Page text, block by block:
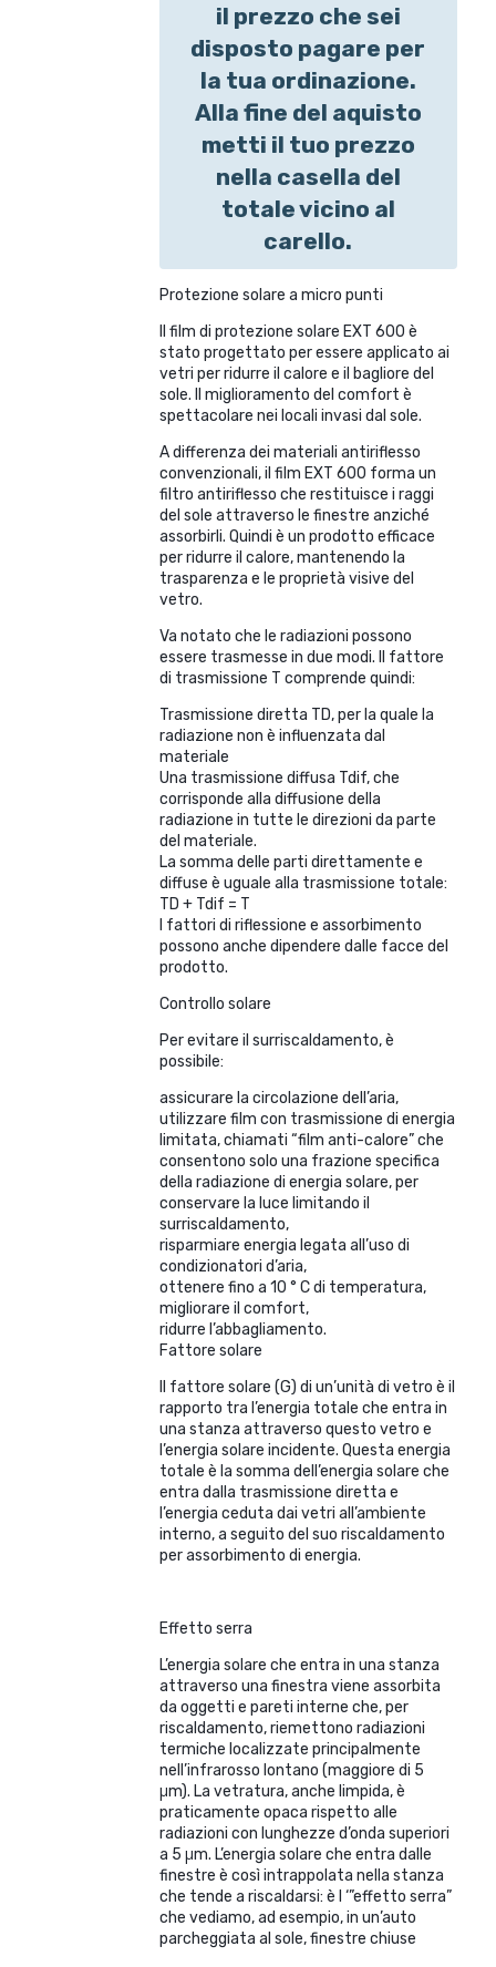
il prezzo che sei
disposto pagare per
la tua ordinazione.
Alla fine del aquisto
metti il tuo prezzo
nella casella del
totale vicino al
carello.
Protezione solare a micro punti
Il film di protezione solare EXT 600 è
stato progettato per essere applicato ai
vetri per ridurre il calore e il bagliore del
sole. Il miglioramento del comfort è
spettacolare nei locali invasi dal sole.
A differenza dei materiali antiriflesso
convenzionali, il film EXT 600 forma un
filtro antiriflesso che restituisce i raggi
del sole attraverso le finestre anziché
assorbirli. Quindi è un prodotto efficace
per ridurre il calore, mantenendo la
trasparenza e le proprietà visive del
vetro.
Va notato che le radiazioni possono
essere trasmesse in due modi. Il fattore
di trasmissione T comprende quindi:
Trasmissione diretta TD, per la quale la
radiazione non è influenzata dal
materiale
Una trasmissione diffusa Tdif, che
corrisponde alla diffusione della
radiazione in tutte le direzioni da parte
del materiale.
La somma delle parti direttamente e
diffuse è uguale alla trasmissione totale:
TD + Tdif = T
I fattori di riflessione e assorbimento
possono anche dipendere dalle facce del
prodotto.
Controllo solare
Per evitare il surriscaldamento, è
possibile:
assicurare la circolazione dell’aria,
utilizzare film con trasmissione di energia
limitata, chiamati “film anti-calore” che
consentono solo una frazione specifica
della radiazione di energia solare, per
conservare la luce limitando il
surriscaldamento,
risparmiare energia legata all’uso di
condizionatori d’aria,
ottenere fino a 10 ° C di temperatura,
migliorare il comfort,
ridurre l’abbagliamento.
Fattore solare
Il fattore solare (G) di un’unità di vetro è il
rapporto tra l’energia totale che entra in
una stanza attraverso questo vetro e
l’energia solare incidente. Questa energia
totale è la somma dell’energia solare che
entra dalla trasmissione diretta e
l’energia ceduta dai vetri all’ambiente
interno, a seguito del suo riscaldamento
per assorbimento di energia.
Effetto serra
L’energia solare che entra in una stanza
attraverso una finestra viene assorbita
da oggetti e pareti interne che, per
riscaldamento, riemettono radiazioni
termiche localizzate principalmente
nell’infrarosso lontano (maggiore di 5
μm). La vetratura, anche limpida, è
praticamente opaca rispetto alle
radiazioni con lunghezze d’onda superiori
a 5 μm. L’energia solare che entra dalle
finestre è così intrappolata nella stanza
che tende a riscaldarsi: è l ‘”effetto serra”
che vediamo, ad esempio, in un’auto
parcheggiata al sole, finestre chiuse